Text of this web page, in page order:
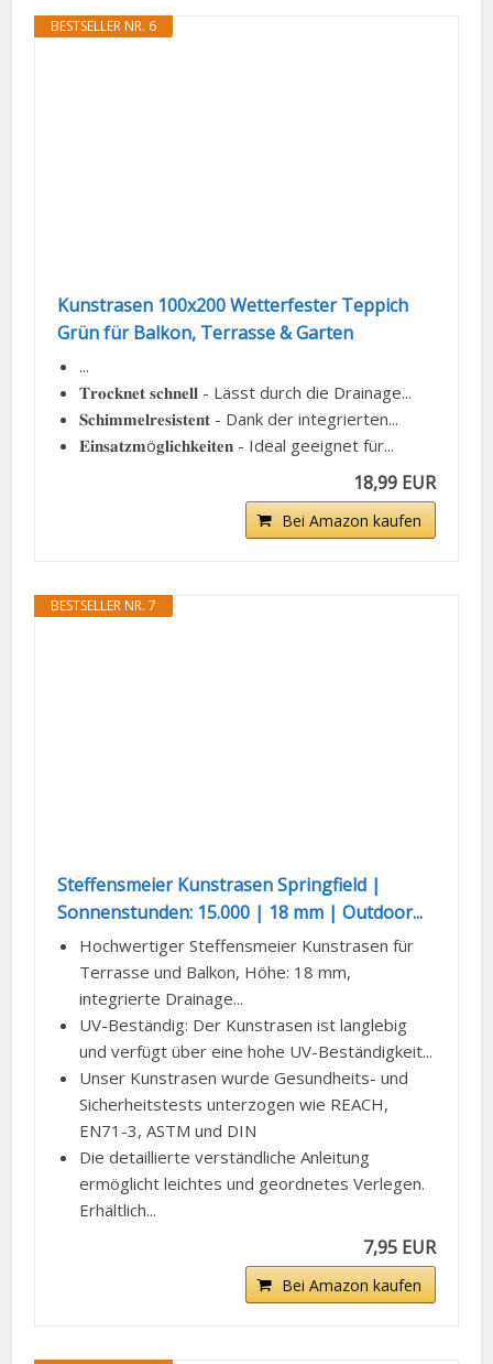
BESTSELLER NR. 6
Kunstrasen 100x200 Wetterfester Teppich
Grün für Balkon, Terrasse & Garten
...
𝐓𝐫𝐨𝐜𝐤𝐧𝐞𝐭 𝐬𝐜𝐡𝐧𝐞𝐥𝐥 - Lässt durch die Drainage...
𝐒𝐜𝐡𝐢𝐦𝐦𝐞𝐥𝐫𝐞𝐬𝐢𝐬𝐭𝐞𝐧𝐭 - Dank der integrierten...
𝐄𝐢𝐧𝐬𝐚𝐭𝐳𝐦ö𝐠𝐥𝐢𝐜𝐡𝐤𝐞𝐢𝐭𝐞𝐧 - Ideal geeignet für...
18,99 EUR
Bei Amazon kaufen
BESTSELLER NR. 7
Steffensmeier Kunstrasen Springfield |
Sonnenstunden: 15.000 | 18 mm | Outdoor...
Hochwertiger Steffensmeier Kunstrasen für
Terrasse und Balkon, Höhe: 18 mm,
integrierte Drainage...
UV-Beständig: Der Kunstrasen ist langlebig
und verfügt über eine hohe UV-Beständigkeit...
Unser Kunstrasen wurde Gesundheits- und
Sicherheitstests unterzogen wie REACH,
EN71-3, ASTM und DIN
Die detaillierte verständliche Anleitung
ermöglicht leichtes und geordnetes Verlegen.
Erhältlich...
7,95 EUR
Bei Amazon kaufen